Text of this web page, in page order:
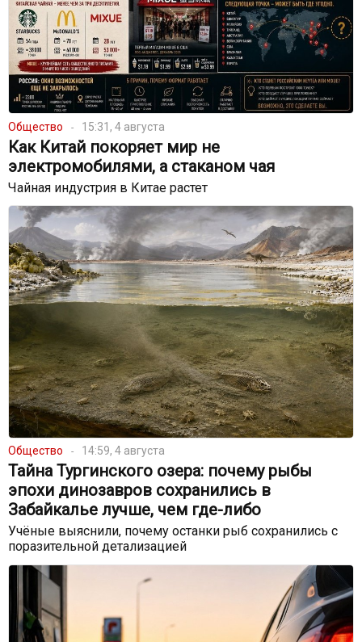
Общество 15:31, 4 августа
Как Китай покоряет мир не
электромобилями, а стаканом чая
Чайная индустрия в Китае растет
Общество 14:59, 4 августа
Тайна Тургинского озера: почему рыбы
эпохи динозавров сохранились в
Забайкалье лучше, чем где-либо
Учёные выяснили, почему останки рыб сохранились с
поразительной детализацией